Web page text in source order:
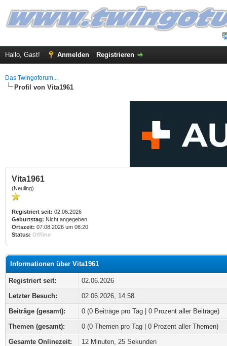
Hallo, Gast! Anmelden Registrieren
Das Twingoforum...
Profil von Vita1961
Vita1961
(Neuling)
Registriert seit: 02.06.2026
Geburtstag: Nicht angegeben
Ortszeit: 07.08.2026 um 08:20
Status: Offline
Informationen über Vita1961
Registriert seit:
02.06.2026
Letzter Besuch:
02.06.2026, 14:58
Beiträge (gesamt):
0 (0 Beiträge pro Tag | 0 Prozent aller Beiträge)
Themen (gesamt):
0 (0 Themen pro Tag | 0 Prozent aller Themen)
Gesamte Onlinezeit:
12 Minuten, 25 Sekunden